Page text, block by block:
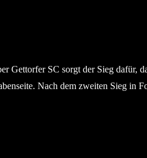
Gettorfer SC sorgt der Sieg
Nach dem zweiten Sieg in